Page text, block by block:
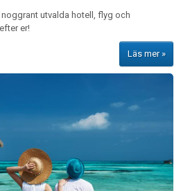
utvalda hotell, flyg och
er!
Läs mer